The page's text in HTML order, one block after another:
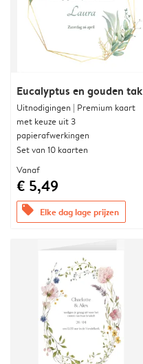
Eucalyptus en gouden tak
Uitnodigingen | Premium kaart
met keuze uit 3
papierafwerkingen
Set van 10 kaarten
Vanaf
€ 5,49
offers Elke dag lage prijzen